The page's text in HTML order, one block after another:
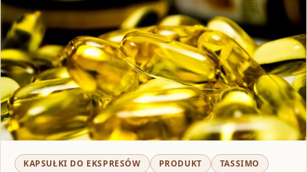
KAPSUŁKI DO EKSPRESÓW PRODUKT TASSIMO